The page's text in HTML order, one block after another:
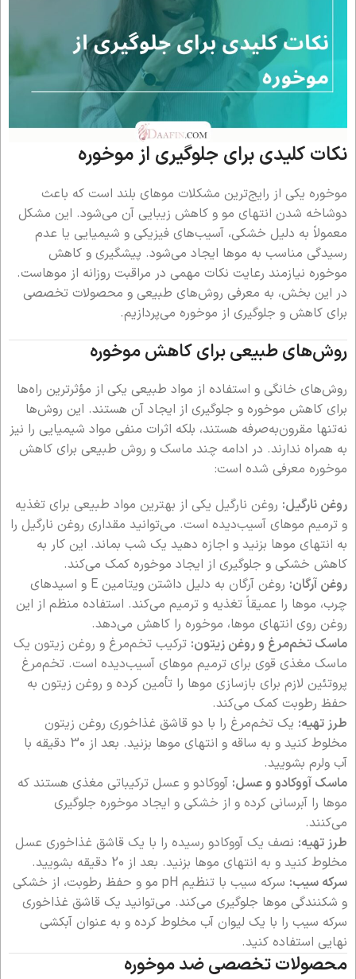
نکات کلیدی برای جلوگیری از موخوره
موخوره یکی از رایج‌ترین مشکلات موهای بلند است که باعث
دوشاخه شدن انتهای مو و کاهش زیبایی آن می‌شود. این مشکل
معمولاً به دلیل خشکی، آسیب‌های فیزیکی و شیمیایی یا عدم
رسیدگی مناسب به موها ایجاد می‌شود. پیشگیری و کاهش
موخوره نیازمند رعایت نکات مهمی در مراقبت روزانه از موهاست.
در این بخش، به معرفی روش‌های طبیعی و محصولات تخصصی
برای کاهش و جلوگیری از موخوره می‌پردازیم.
روش‌های طبیعی برای کاهش موخوره
روش‌های خانگی و استفاده از مواد طبیعی یکی از مؤثرترین راه‌ها
برای کاهش موخوره و جلوگیری از ایجاد آن هستند. این روش‌ها
نه‌تنها مقرون‌به‌صرفه هستند، بلکه اثرات منفی مواد شیمیایی را نیز
به همراه ندارند. در ادامه چند ماسک و روش طبیعی برای کاهش
موخوره معرفی شده است:
روغن نارگیل: روغن نارگیل یکی از بهترین مواد طبیعی برای تغذیه
و ترمیم موهای آسیب‌دیده است. می‌توانید مقداری روغن نارگیل را
به انتهای موها بزنید و اجازه دهید یک شب بماند. این کار به
کاهش خشکی و جلوگیری از ایجاد موخوره کمک می‌کند.
روغن آرگان:
روغن آرگان به دلیل داشتن ویتامین E و اسیدهای
چرب، موها را عمیقاً تغذیه و ترمیم می‌کند. استفاده منظم از این
روغن روی انتهای موها، موخوره را کاهش می‌دهد.
ماسک تخم‌مرغ و روغن زیتون: ترکیب تخم‌مرغ و روغن زیتون یک
ماسک مغذی قوی برای ترمیم موهای آسیب‌دیده است. تخم‌مرغ
پروتئین لازم برای بازسازی موها را تأمین کرده و روغن زیتون به
حفظ رطوبت کمک می‌کند.
طرز تهیه: یک تخم‌مرغ را با دو قاشق غذاخوری روغن زیتون
مخلوط کنید و به ساقه و انتهای موها بزنید. بعد از 30 دقیقه با
آب ولرم بشویید.
ماسک آووکادو و عسل: آووکادو و عسل ترکیباتی مغذی هستند که
موها را آبرسانی کرده و از خشکی و ایجاد موخوره جلوگیری
می‌کنند.
طرز تهیه: نصف یک آووکادو رسیده را با یک قاشق غذاخوری عسل
مخلوط کنید و به انتهای موها بزنید. بعد از 20 دقیقه بشویید.
سرکه سیب:
سرکه سیب با تنظیم pH مو و حفظ رطوبت، از خشکی
و شکنندگی موها جلوگیری می‌کند. می‌توانید یک قاشق غذاخوری
سرکه سیب را با یک لیوان آب مخلوط کرده و به عنوان آبکشی
نهایی استفاده کنید.
محصولات تخصصی ضد موخوره